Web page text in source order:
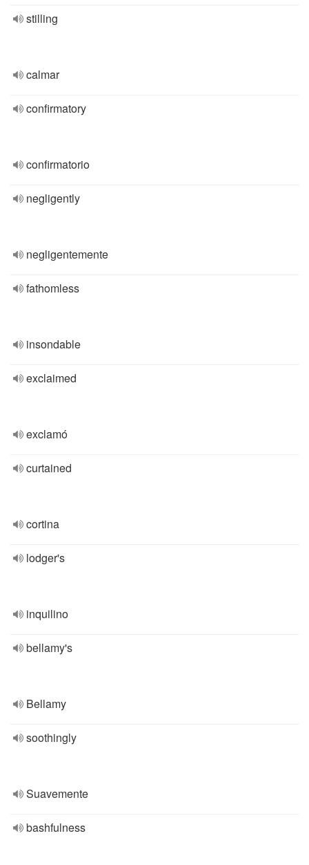
stilling
calmar
confirmatory
confirmatorio
negligently
negligentemente
fathomless
insondable
exclaimed
exclamó
curtained
cortina
lodger's
inquilino
bellamy's
Bellamy
soothingly
Suavemente
bashfulness